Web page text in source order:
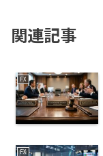
関連記事
FX
FX